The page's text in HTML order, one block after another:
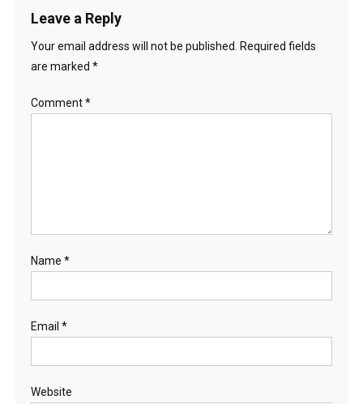
Leave a Reply
Your email address will not be published. Required fields
are marked *
Comment*
Name *
Email *
Website